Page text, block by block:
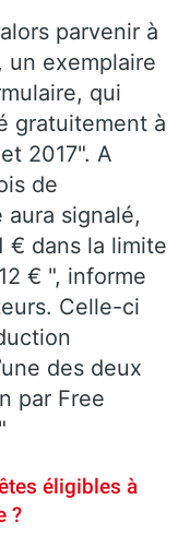
parvenir à
un exemplaire
qui
gratuitement à
2017". A
de
aura signalé,
€ dans la limite
€ ", informe
Celle-ci
des deux
par Free
éligibles à
?